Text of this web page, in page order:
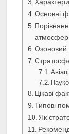
Основні
Озоновий
Цікаві
Типові
Як